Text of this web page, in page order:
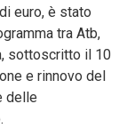
euro, è stato
tra Atb,
sottoscritto il 10
e rinnovo del
delle